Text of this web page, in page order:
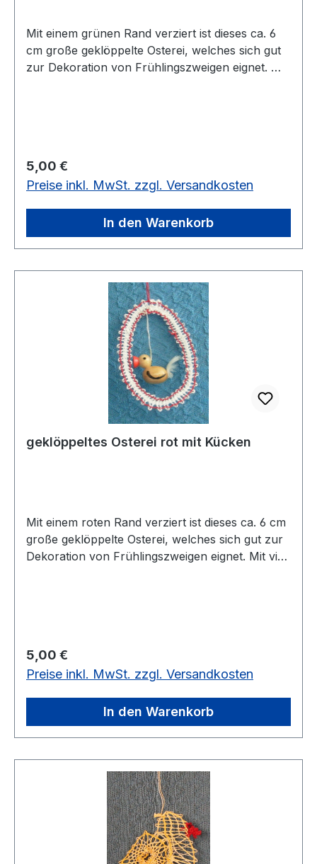
Mit einem grünen Rand verziert ist dieses ca. 6
cm große geklöppelte Osterei, welches sich gut
zur Dekoration von Frühlingszweigen eignet. Mit
Regulärer Preis:
5,00 €
Preise inkl. MwSt. zzgl. Versandkosten
In den Warenkorb
geklöppeltes Osterei rot mit Kücken
Mit einem roten Rand verziert ist dieses ca. 6 cm
große geklöppelte Osterei, welches sich gut zur
Dekoration von Frühlingszweigen eignet. Mit viel
Regulärer Preis:
5,00 €
Preise inkl. MwSt. zzgl. Versandkosten
In den Warenkorb